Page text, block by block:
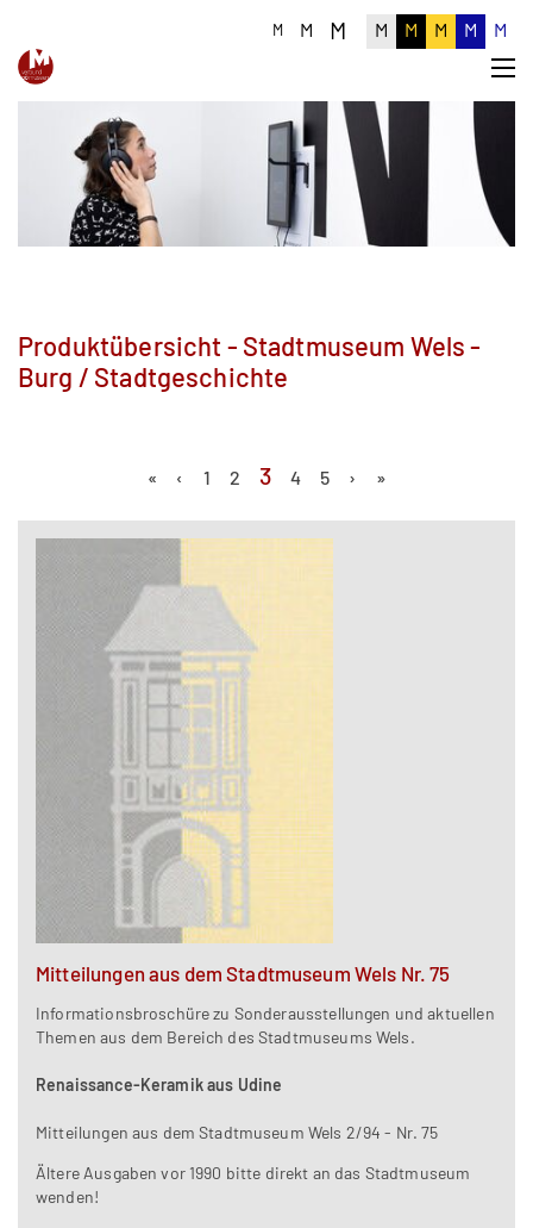
M M M M M M M M
Produktübersicht - Stadtmuseum Wels -
Burg / Stadtgeschichte
« ‹ 1 2 3 4 5 › »
Mitteilungen aus dem Stadtmuseum Wels Nr. 75
Informationsbroschüre zu Sonderausstellungen und aktuellen
Themen aus dem Bereich des Stadtmuseums Wels.
Renaissance-Keramik aus Udine
Mitteilungen aus dem Stadtmuseum Wels 2/94 - Nr. 75
Ältere Ausgaben vor 1990 bitte direkt an das Stadtmuseum
wenden!